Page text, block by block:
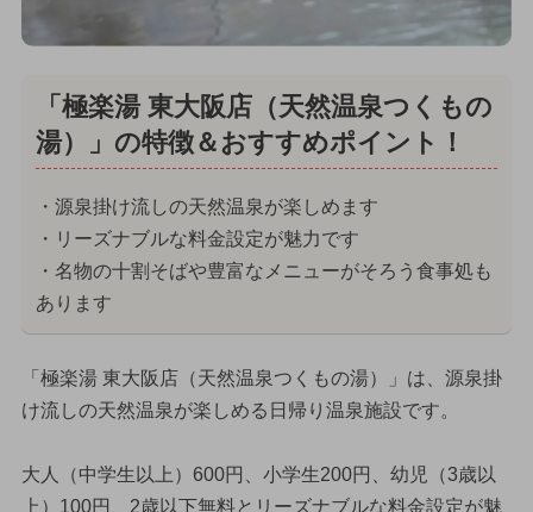
「極楽湯 東大阪店（天然温泉つくもの
湯）」の特徴＆おすすめポイント！
・源泉掛け流しの天然温泉が楽しめます
・リーズナブルな料金設定が魅力です
・名物の十割そばや豊富なメニューがそろう食事処も
あります
「極楽湯 東大阪店（天然温泉つくもの湯）」は、源泉掛
け流しの天然温泉が楽しめる日帰り温泉施設です。
大人（中学生以上）600円、小学生200円、幼児（3歳以
上）100円、2歳以下無料とリーズナブルな料金設定が魅